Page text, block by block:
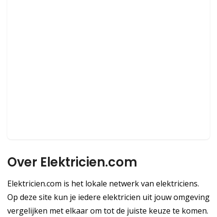
Over Elektricien.com
Elektricien.com is het lokale netwerk van elektriciens.
Op deze site kun je iedere elektricien uit jouw omgeving
vergelijken met elkaar om tot de juiste keuze te komen.